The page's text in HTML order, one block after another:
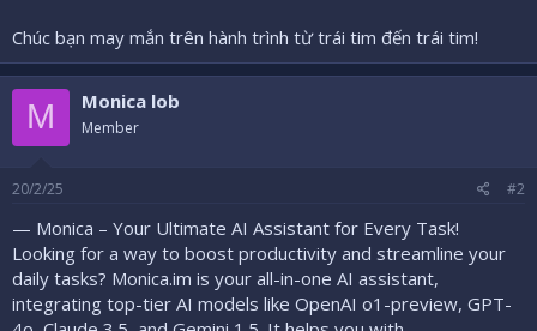
Chúc bạn may mắn trên hành trình từ trái tim đến trái tim!
M Monica lob
Member
20/2/25 #2
— Monica – Your Ultimate AI Assistant for Every Task!
Looking for a way to boost productivity and streamline your
daily tasks? Monica.im is your all-in-one AI assistant,
integrating top-tier AI models like OpenAI o1-preview, GPT-